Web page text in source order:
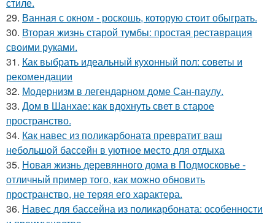
29. Ванная с окном - роскошь, которую стоит обыграть.
30. Вторая жизнь старой тумбы: простая реставрация
своими руками.
31. Как выбрать идеальный кухонный пол: советы и
рекомендации
32. Модернизм в легендарном доме Сан-паулу.
33. Дом в Шанхае: как вдохнуть свет в старое
пространство.
34. Как навес из поликарбоната превратит ваш
небольшой бассейн в уютное место для отдыха
35. Новая жизнь деревянного дома в Подмосковье -
отличный пример того, как можно обновить
пространство, не теряя его характера.
36. Навес для бассейна из поликарбоната: особенности